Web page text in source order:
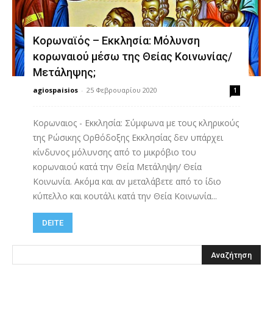
Κορωναϊός – Εκκλησία: Μόλυνση
κορωναιού μέσω της Θείας Κοινωνίας/
Μετάληψης;
agiospaisios - 25 Φεβρουαρίου 2020 1
Κορωναιος - Εκκλησία: Σύμφωνα με τους κληρικούς
της Ρώσικης Ορθόδοξης Εκκλησίας δεν υπάρχει
κίνδυνος μόλυνσης από το μικρόβιο του
κορωναιού κατά την Θεία Μετάληψη/ Θεία
Κοινωνία. Ακόμα και αν μεταλάβετε από το ίδιο
κύπελλο και κουτάλι κατά την Θεία Κοινωνία...
DEITE